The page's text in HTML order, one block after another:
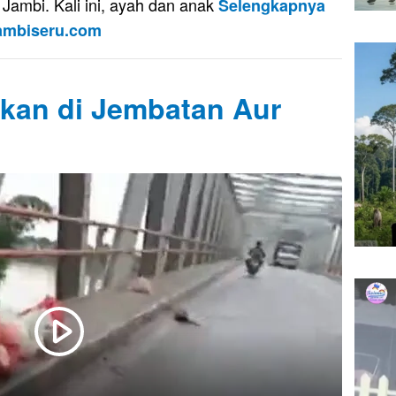
Selengkapnya
di Jembatan Aur